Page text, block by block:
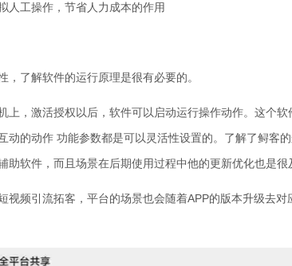
人工操作，节省人力成本的作用
了解软件的运行原理是很有必要的。
上，激活授权以后，软件可以启动运行操作动作。这个
动的动作 功能参数都是可以灵活性设置的。了解了鲟客
助软件，而且场景在后期使用过程中他的更新优化也是很
视频引流拓客，平台的场景也会随着APP的版本升级去